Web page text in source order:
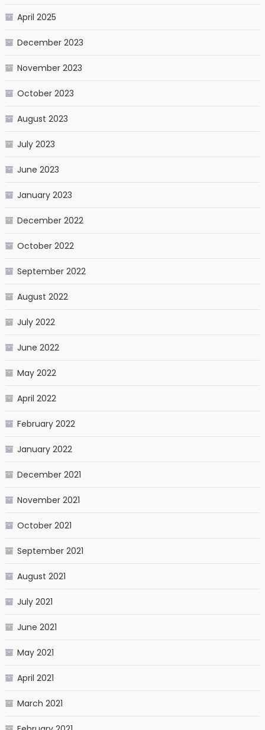
April 2025
December 2023
November 2023
October 2023
August 2023
July 2023
June 2023
January 2023
December 2022
October 2022
September 2022
August 2022
July 2022
June 2022
May 2022
April 2022
February 2022
January 2022
December 2021
November 2021
October 2021
September 2021
August 2021
July 2021
June 2021
May 2021
April 2021
March 2021